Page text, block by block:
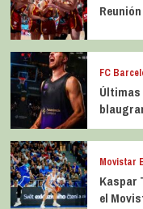
FC
Últimas
Movistar
Kaspar
el